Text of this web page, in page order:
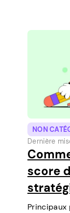
NON
Dernière
score
Principaux